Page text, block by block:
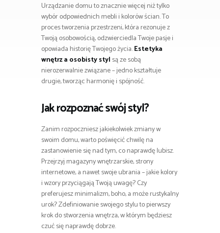
Urządzanie domu to znacznie więcej niż tylko
wybór odpowiednich mebli i kolorów ścian. To
proces tworzenia przestrzeni, która rezonuje z
Twoją osobowością, odzwierciedla Twoje pasje i
opowiada historię Twojego życia.Estetyka
wnętrz a osobisty styl są ze sobą
nierozerwalnie związane – jedno kształtuje
drugie, tworząc harmonię i spójność.
Jak rozpoznać swój styl?
Zanim rozpoczniesz jakiekolwiek zmiany w
swoim domu, warto poświęcić chwilę na
zastanowienie się nad tym, co naprawdę lubisz.
Przejrzyj magazyny wnętrzarskie, strony
internetowe, a nawet swoje ubrania – jakie kolory
i wzory przyciągają Twoją uwagę? Czy
preferujesz minimalizm, boho, a może rustykalny
urok? Zdefiniowanie swojego stylu to pierwszy
krok do stworzenia wnętrza, w którym będziesz
czuć się naprawdę dobrze.